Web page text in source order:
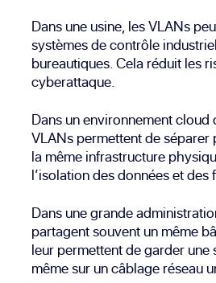
Dans une usine, les VLANs
systèmes de contrôle
bureautiques. Cela réduit les
cyberattaque.
Dans un environnement cloud
VLANs permettent de séparer
la même infrastructure
l’isolation des données et des
Dans une grande
partagent souvent un même
leur permettent de garder
même sur un câblage réseau